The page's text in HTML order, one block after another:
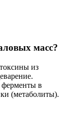
масс?
из
ферменты в
(метаболиты).